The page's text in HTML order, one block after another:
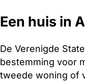
Een huis in
De Verenigde
bestemming voor
tweede woning of